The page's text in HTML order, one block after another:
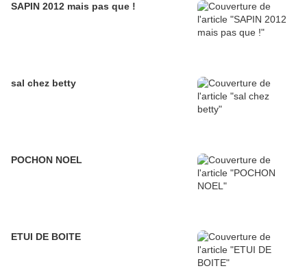
SAPIN 2012 mais pas que !
sal chez betty
POCHON NOEL
ETUI DE BOITE